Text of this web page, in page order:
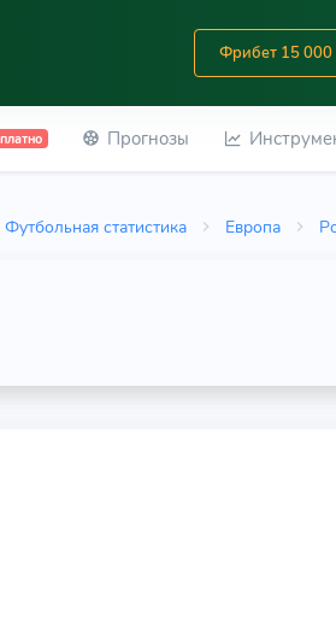
Фрибет 15 000
Прогнозы
Футбольная статистика Европа